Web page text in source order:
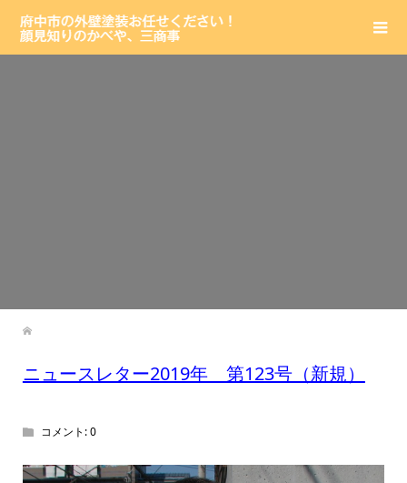
ニュースレター2019年 第123号（新規）
コメント:0